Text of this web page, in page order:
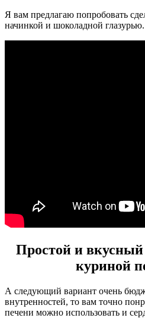
Я вам предлагаю попробовать
начинкой и шоколадной глазурью.
Простой и вкусный
куриной
А следующий вариант очень
внутренностей, то вам точно
печени можно использовать и